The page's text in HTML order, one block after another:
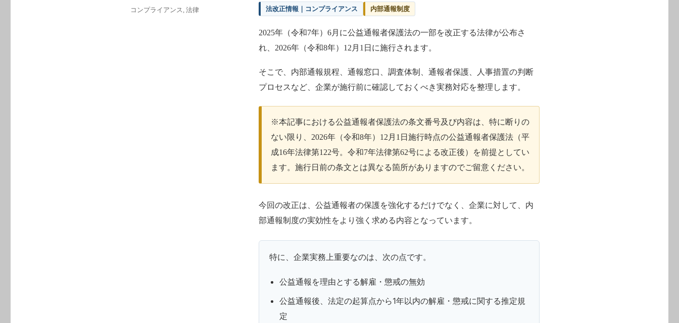
法改正情報｜コンプライアンス 内部通報制度
2025年（令和7年）6月に公益通報者保護法の一部を改正する法律が公布さ
れ、2026年（令和8年）12月1日に施行されます。
そこで、内部通報規程、通報窓口、調査体制、通報者保護、人事措置の判断
プロセスなど、企業が施行前に確認しておくべき実務対応を整理します。
※本記事における公益通報者保護法の条文番号及び内容は、特に断りの
ない限り、2026年（令和8年）12月1日施行時点の公益通報者保護法（平
成16年法律第122号。令和7年法律第62号による改正後）を前提としてい
ます。施行日前の条文とは異なる箇所がありますのでご留意ください。
今回の改正は、公益通報者の保護を強化するだけでなく、企業に対して、内
部通報制度の実効性をより強く求める内容となっています。
特に、企業実務上重要なのは、次の点です。
公益通報を理由とする解雇・懲戒の無効
公益通報後、法定の起算点から1年以内の解雇・懲戒に関する推定規
定
カ
コンプライアンス 法律